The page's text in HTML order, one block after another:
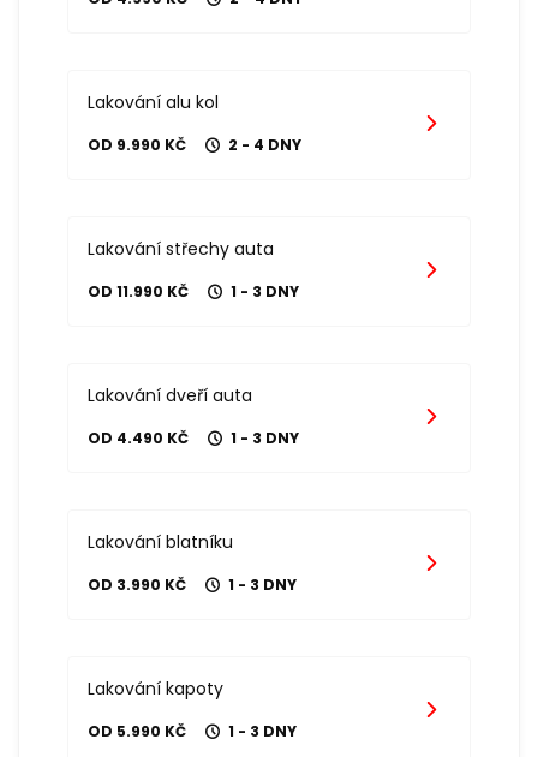
Lakování alu kol
OD 9.990 KČ 2 - 4 DNY
Lakování střechy auta
OD 11.990 KČ 1 - 3 DNY
Lakování dveří auta
OD 4.490 KČ 1 - 3 DNY
Lakování blatníku
OD 3.990 KČ 1 - 3 DNY
Lakování kapoty
OD 5.990 KČ 1 - 3 DNY